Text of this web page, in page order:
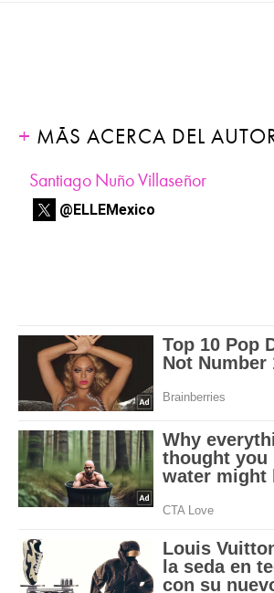
MÁS ACERCA DEL
Santiago Nuño Villaseñor
@ELLEMexico